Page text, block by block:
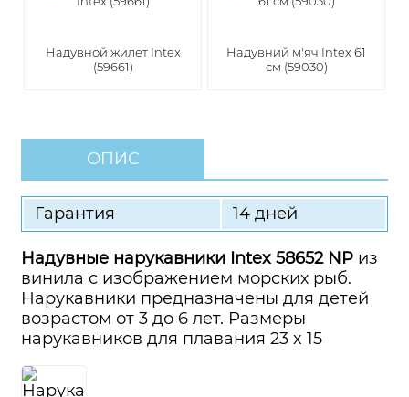
Надувной жилет Intex
(59661)
Надувний м'яч Intex 61
см (59030)
ОПИС
Гарантия 14 дней
Надувные нарукавники Intex 58652 NP из
винила с изображением морских рыб.
Нарукавники предназначены для детей
возрастом от 3 до 6 лет. Размеры
нарукавников для плавания 23 x 15